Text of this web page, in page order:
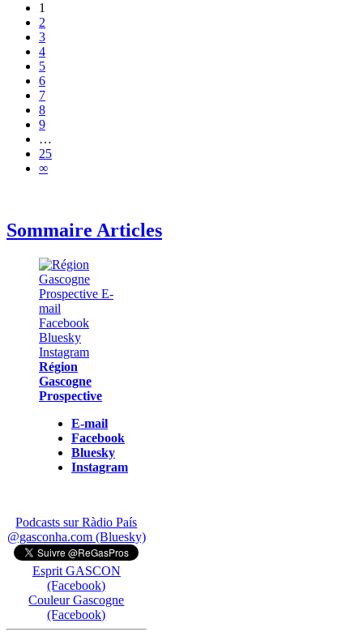
1
2
3
4
5
6
7
8
9
…
25
∞
Sommaire Articles
Région
Gascogne
Prospective
E-mail
Facebook
Bluesky
Instagram
Podcasts sur Ràdio País
@gasconha.com (Bluesky)
Esprit GASCON
(Facebook)
Couleur Gascogne
(Facebook)